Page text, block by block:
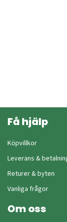
Få hjälp
Köpvillkor
Leverans &
Returer & byten
Vanliga frågor
Om oss